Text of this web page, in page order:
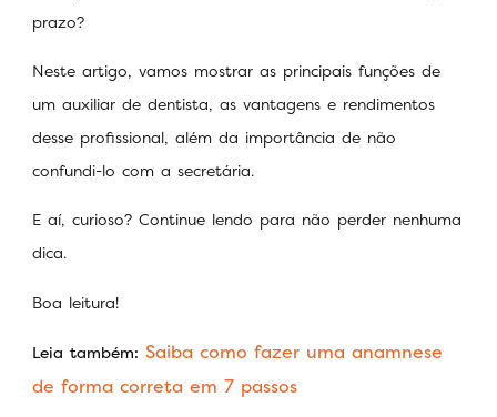
prazo?
Neste artigo, vamos mostrar as principais funções de
um auxiliar de dentista, as vantagens e rendimentos
desse profissional, além da importância de não
confundi-lo com a secretária.
E aí, curioso? Continue lendo para não perder nenhuma
dica.
Boa leitura!
Leia também: Saiba como fazer uma anamnese
de forma correta em 7 passos